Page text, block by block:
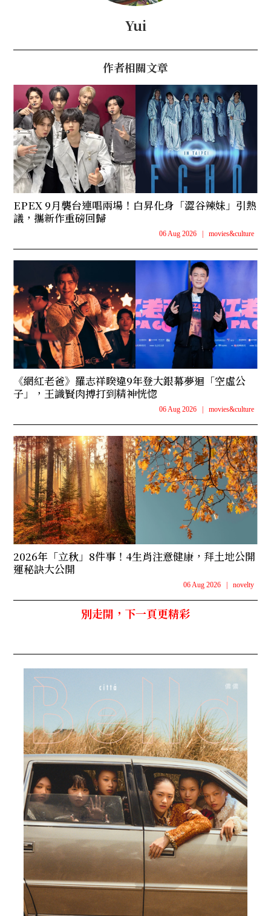
Yui
作者相關文章
EPEX 9月襲台連唱兩場！白昇化身「澀谷辣妹」引熱
議，攜新作重磅回歸
06 Aug 2026 | movies&culture
《網紅老爸》羅志祥睽違9年登大銀幕夢迴「空虛公
子」，王識賢肉搏打到精神恍惚
06 Aug 2026 | movies&culture
2026年「立秋」8件事！4生肖注意健康，拜土地公開
運秘訣大公開
06 Aug 2026 | novelty
別走開，下一頁更精彩